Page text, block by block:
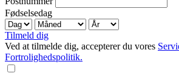
Fødselsedag
Tilmeld dig
Ved at tilmelde dig, accepterer du vores
Fortrolighedspolitik.